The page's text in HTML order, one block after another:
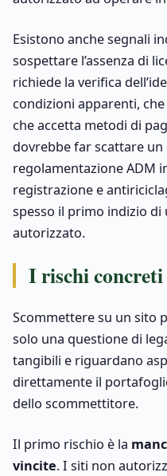
Esistono anche segnali
sospettare l’assenza di
richiede la verifica
condizioni apparenti,
che accetta metodi di
dovrebbe far scattare un
regolamentazione ADM
registrazione e
spesso il primo indizio
autorizzato.
I rischi concreti
Scommettere su un sito
solo una questione di
tangibili e riguardano
direttamente il
dello scommettitore.
Il primo rischio è la
vincite. I siti non